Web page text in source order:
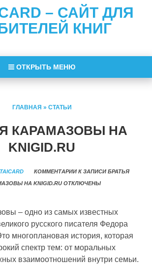
– САЙТ ДЛЯ
КНИГ
ОТКРЫТЬ МЕНЮ
ГЛАВНАЯ » СТАТЬИ
КАРАМАЗОВЫ НА
KNIGID.RU
КОММЕНТАРИИК ЗАПИСИ БРАТЬЯ
НА KNIGID.RU ОТКЛЮЧЕНЫ
– одно из самых известных
русского писателя Федора
многоплановая история, которая
спектр тем: от моральных
взаимоотношений внутри семьи.